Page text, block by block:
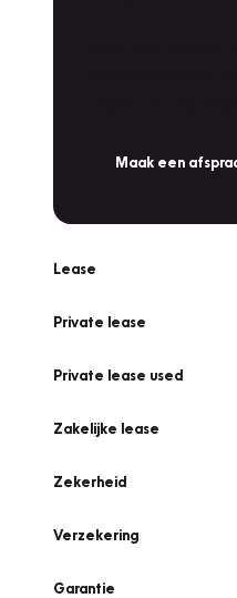
Maak een
Lease
Private lease
Private lease used
Zakelijke lease
Zekerheid
Verzekering
Garantie